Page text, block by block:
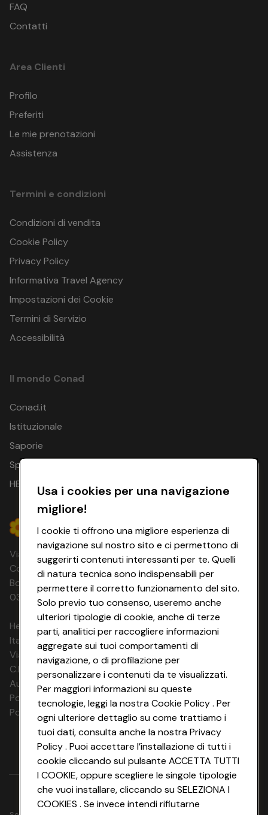
FAQ
Contatti
Area Clienti
Profilo
Preferiti
Le mie prenotazioni
Assistenza
Termini e condizioni
Condizioni di vendita
Cookie Policy
Privacy Policy
Informativa Travel Agency
Impostazioni dei Cookie
Termini di Servizio
Accessibilità
Il mondo Conad
Conad.it
Istituzionale
Saporie
Spesa Online
HEYCONAD
Via Michelino, 59 | 40127 BOLOGNA
Codice Fiscale e Registro Imprese di
Bologna 00865960157 PARTITA IVA
03320960374 CONAD SOC. COOP.
HeyConad Viaggi è un servizio gestito da
Italia Travel Marketing S.r.l.
Via Chiesolina 8 | 37066 Sommacampagna (VR)
C.F. e P.IVA: 03816060234
Aut. Prov Verona n. 4737/10
Polizza Ass. RC n. 177765037
Polizza Ass. Protection n. 6006000083/F
Usa i cookies per una navigazione
migliore!
I cookie ti offrono una migliore esperienza di
navigazione sul nostro sito e ci permettono di
suggerirti contenuti interessanti per te. Quelli
di natura tecnica sono indispensabili per
permettere il corretto funzionamento del sito.
Solo previo tuo consenso, useremo anche
ulteriori tipologie di cookie, anche di terze
parti, analitici per raccogliere informazioni
aggregate sui tuoi comportamenti di
navigazione, o di profilazione per
personalizzare i contenuti da te visualizzati.
Per maggiori informazioni su queste
tecnologie, leggi la nostra Cookie Policy . Per
ogni ulteriore dettaglio su come trattiamo i
tuoi dati, consulta anche la nostra Privacy
Policy . Puoi accettare l’installazione di tutti i
cookie cliccando sul pulsante ACCETTA TUTTI
I COOKIE, oppure scegliere le singole tipologie
che vuoi installare, cliccando su SELEZIONA I
COOKIES . Se invece intendi rifiutarne